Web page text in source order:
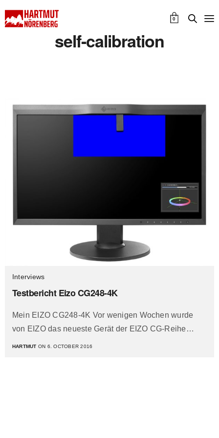
0
self-calibration
Interviews
Testbericht Eizo CG248-4K
Mein EIZO CG248-4K Vor wenigen Wochen wurde
von EIZO das neueste Gerät der EIZO CG-Reihe…
HARTMUT ON 6. OCTOBER 2016